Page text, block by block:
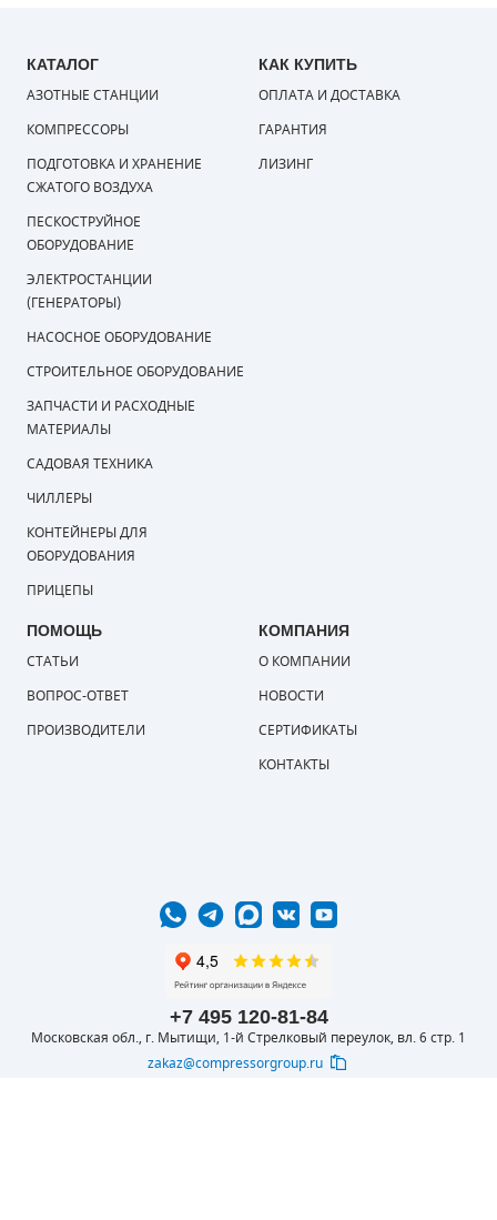
+7 495 120-81-84
Московская обл., г. Мытищи, 1-й Стрелковый переулок, вл. 6 стр. 1
zakaz@compressorgroup.ru
КАТАЛОГ
АЗОТНЫЕ СТАНЦИИ
КОМПРЕССОРЫ
ПОДГОТОВКА И ХРАНЕНИЕ
СЖАТОГО ВОЗДУХА
ПЕСКОСТРУЙНОЕ
ОБОРУДОВАНИЕ
ЭЛЕКТРОСТАНЦИИ
(ГЕНЕРАТОРЫ)
НАСОСНОЕ ОБОРУДОВАНИЕ
СТРОИТЕЛЬНОЕ ОБОРУДОВАНИЕ
ЗАПЧАСТИ И РАСХОДНЫЕ
МАТЕРИАЛЫ
САДОВАЯ ТЕХНИКА
ЧИЛЛЕРЫ
КОНТЕЙНЕРЫ ДЛЯ
ОБОРУДОВАНИЯ
ПРИЦЕПЫ
КАК КУПИТЬ
ОПЛАТА И ДОСТАВКА
ГАРАНТИЯ
ЛИЗИНГ
ПОМОЩЬ
СТАТЬИ
ВОПРОС-ОТВЕТ
ПРОИЗВОДИТЕЛИ
КОМПАНИЯ
О КОМПАНИИ
НОВОСТИ
СЕРТИФИКАТЫ
КОНТАКТЫ